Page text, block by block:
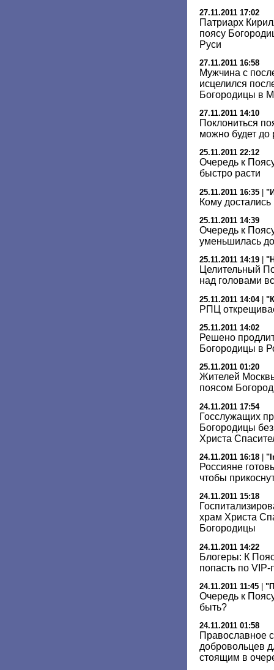
27.11.2011 17:02
Патриарх
поясу
Руси
27.11.2011 16:58
Мужчина с
исцелился
Богородицы в
27.11.2011 14:10
Поклониться
можно будет до
25.11.2011 22:12
Очередь к
быстро расти
25.11.2011 16:35
Кому достались
25.11.2011 14:39
Очередь к
уменьшилась
25.11.2011 14:19
Целительный
над головами
25.11.2011 14:04|
РПЦ
25.11.2011 14:02
Решено
Богородицы в
25.11.2011 01:20
Жителей
поясом
24.11.2011 17:54
Госслужащих
Богородицы
Христа
24.11.2011 16:18
Россияне
чтобы
24.11.2011 15:18
храм Христа
Богородицы
24.11.2011 14:22
Блогеры: К
попасть по
24.11.2011 11:45
Очередь к
быть?
24.11.2011 01:58
Православное
добровольцев
стоящим в